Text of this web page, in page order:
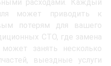
расходами. Каждый
может приводить к
потерям для вашего
СТО, где замена
занять несколько
выездные услуги